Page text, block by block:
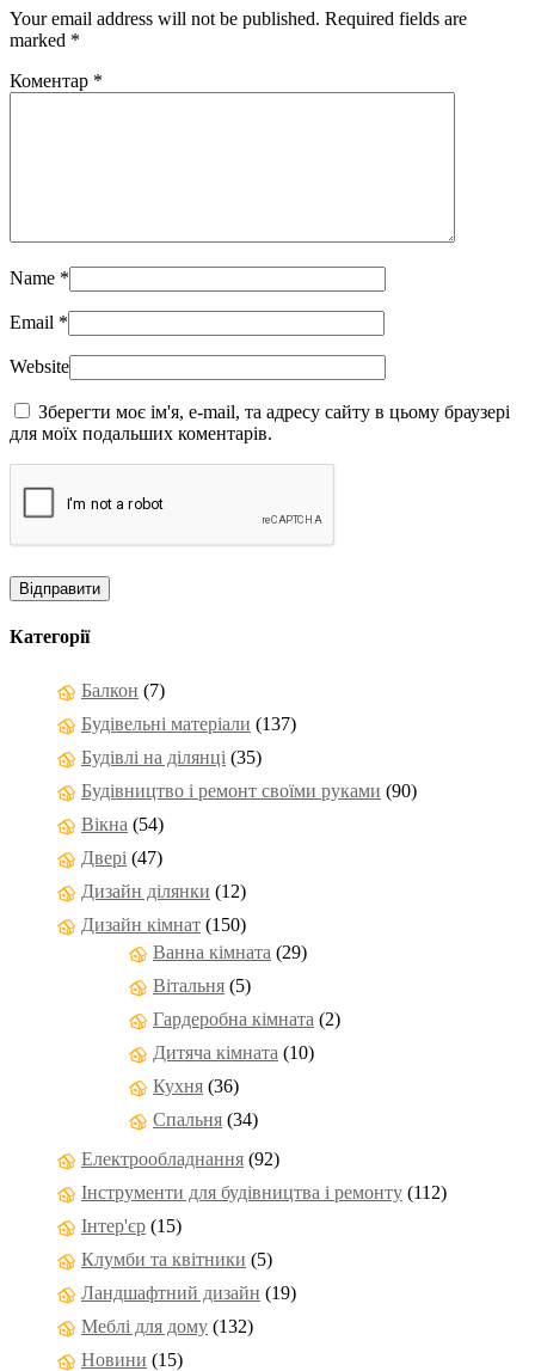
Your email address will not be published. Required fields are
marked *
Коментар *
Name *
Email *
Website
Зберегти моє ім'я, e-mail, та адресу сайту в цьому браузері
для моїх подальших коментарів.
Категорії
Балкон (7)
Будівельні матеріали (137)
Будівлі на ділянці (35)
Будівництво і ремонт своїми руками (90)
Вікна (54)
Двері (47)
Дизайн ділянки (12)
Дизайн кімнат (150)
Ванна кімната (29)
Вітальня (5)
Гардеробна кімната (2)
Дитяча кімната (10)
Кухня (36)
Спальня (34)
Електрообладнання (92)
Інструменти для будівництва і ремонту (112)
Інтер'єр (15)
Клумби та квітники (5)
Ландшафтний дизайн (19)
Меблі для дому (132)
Новини (15)